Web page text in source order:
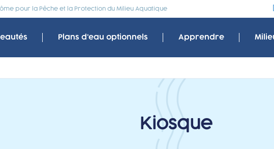
pour la Pêche et la Protection du Milieu Aquatique
Plans d'eau optionnels Apprendre
Kiosque